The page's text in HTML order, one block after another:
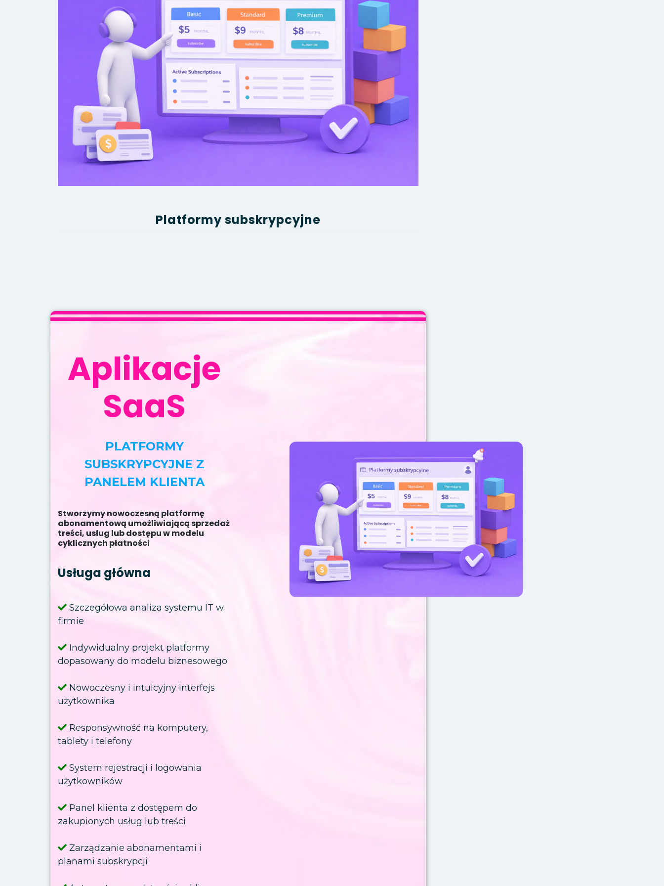
Platformy subskrypcyjne
Aplikacje
SaaS
PLATFORMY
SUBSKRYPCYJNE Z
PANELEM KLIENTA
Stworzymy nowoczesną platformę
abonamentową umożliwiającą sprzedaż
treści, usług lub dostępu w modelu
cyklicznych płatności
Usługa główna
Szczegółowa analiza systemu IT w
firmie
Indywidualny projekt platformy
dopasowany do modelu biznesowego
Nowoczesny i intuicyjny interfejs
użytkownika
Responsywność na komputery,
tablety i telefony
System rejestracji i logowania
użytkowników
Panel klienta z dostępem do
zakupionych usług lub treści
Zarządzanie abonamentami i
planami subskrypcji